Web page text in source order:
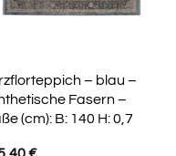
– blau –
Fasern –
(cm): B: 140 H: 0,7
€